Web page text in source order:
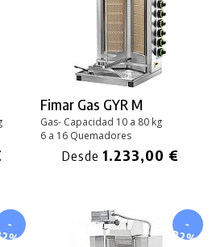
Fimar Gas GYR M
Gas- Capacidad 10 a 80 kg
6 a 16 Quemadores
Desde 1.233,00 €
- -
22%